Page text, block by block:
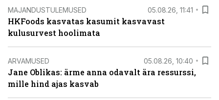
MAJANDUSTULEMUSED 05.08.26, 11:41
HKFoods kasvatas kasumit kasvavast
kulusurvest hoolimata
ARVAMUSED 05.08.26, 10:40
Jane Oblikas: ärme anna odavalt ära ressurssi,
mille hind ajas kasvab